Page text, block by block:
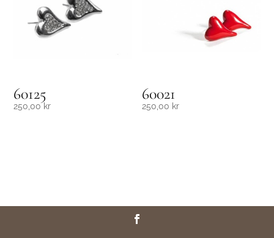
60125
250,00 kr
60021
250,00 kr